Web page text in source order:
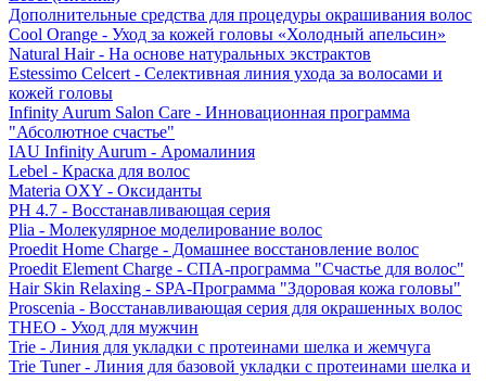
Дополнительные средства для процедуры окрашивания волос
Cool Orange - Уход за кожей головы «Холодный апельсин»
Natural Hair - На основе натуральных экстрактов
Estessimo Celcert - Селективная линия ухода за волосами и
кожей головы
Infinity Aurum Salon Care - Инновационная программа
"Абсолютное счастье"
IAU Infinity Aurum - Аромалиния
Lebel - Краска для волос
Materia OXY - Оксиданты
PH 4.7 - Восстанавливающая серия
Plia - Молекулярное моделирование волос
Proedit Home Charge - Домашнее восстановление волос
Proedit Element Charge - СПА-программа "Счастье для волос"
Hair Skin Relaxing - SPA-Программа "Здоровая кожа головы"
Proscenia - Восстанавливающая серия для окрашенных волос
THEO - Уход для мужчин
Trie - Линия для укладки с протеинами шелка и жемчуга
Trie Tuner - Линия для базовой укладки с протеинами шелка и